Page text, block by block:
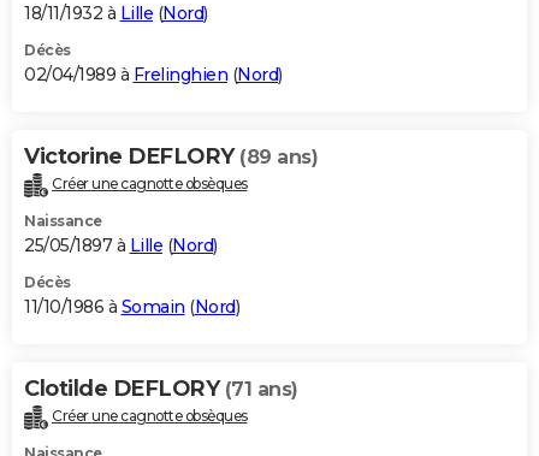
18/11/1932 à Lille (Nord)
Décès
02/04/1989 à Frelinghien (Nord)
Victorine DEFLORY (89 ans)
Créer une cagnotte obsèques
Naissance
25/05/1897 à Lille (Nord)
Décès
11/10/1986 à Somain (Nord)
Clotilde DEFLORY (71 ans)
Créer une cagnotte obsèques